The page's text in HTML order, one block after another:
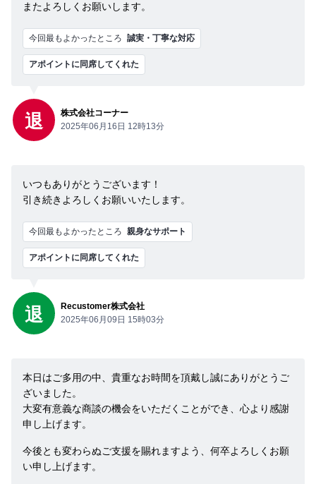
またよろしくお願いします。
今回最もよかったところ 誠実・丁寧な対応
アポイントに同席してくれた
退
株式会社コーナー
2025年06月16日 12時13分
いつもありがとうございます！
引き続きよろしくお願いいたします。
今回最もよかったところ 親身なサポート
アポイントに同席してくれた
退
Recustomer株式会社
2025年06月09日 15時03分
本日はご多用の中、貴重なお時間を頂戴し誠にありがとうご
ざいました。
大変有意義な商談の機会をいただくことができ、心より感謝
申し上げます。
今後とも変わらぬご支援を賜れますよう、何卒よろしくお願
い申し上げます。